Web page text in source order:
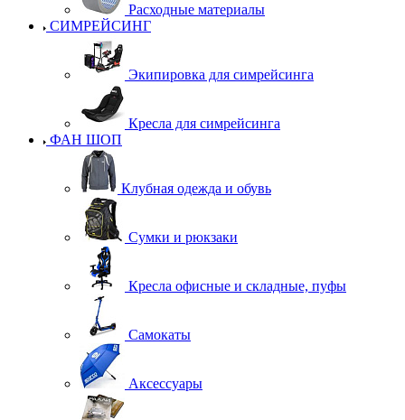
Расходные материалы
СИМРЕЙСИНГ
Экипировка для симрейсинга
Кресла для симрейсинга
ФАН ШОП
Клубная одежда и обувь
Сумки и рюкзаки
Кресла офисные и складные, пуфы
Самокаты
Аксессуары